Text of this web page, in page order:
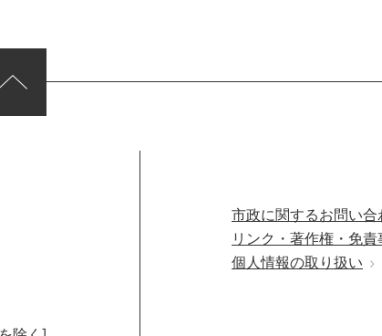
市政に関するお問い合
リンク・著作権・免責
個人情報の取り扱い